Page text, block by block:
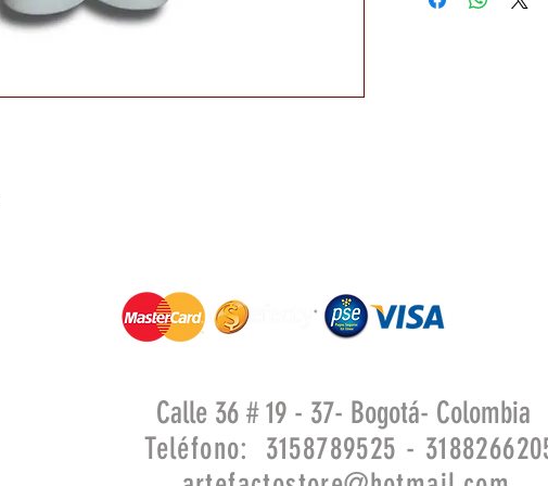
Calle 36 # 19 - 37- Bogotá- Colombia
Teléfono: 3158789525 -